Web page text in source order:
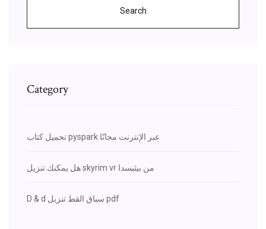
Search
Category
تحميل كتاب pyspark عبر الإنترنت مجانًا
هل يمكنك تنزيل skyrim vr من بيثيسدا
D & d سباق القط تنزيل pdf